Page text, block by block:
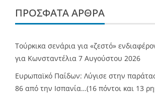
ΠΡΌΣΦΑΤΑ ΆΡΘΡΑ
Τούρκικα σενάρια για «ζεστό»
για Κωνσταντέλια 7 Αυγούστου 2026
Ευρωπαϊκό Παίδων: Λύγισε στην
86 από την Ισπανία…(16 πόντοι και 13